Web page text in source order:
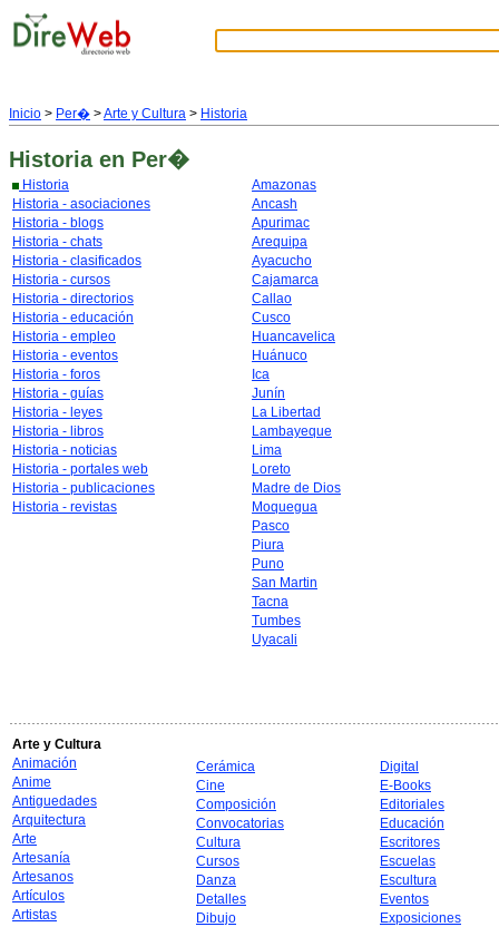
Inicio > Per� >Arte y Cultura > Historia
Historia en Per�
Historia
Historia - asociaciones
Historia - blogs
Historia - chats
Historia - clasificados
Historia - cursos
Historia - directorios
Historia - educación
Historia - empleo
Historia - eventos
Historia - foros
Historia - guías
Historia - leyes
Historia - libros
Historia - noticias
Historia - portales web
Historia - publicaciones
Historia - revistas
Amazonas
Ancash
Apurimac
Arequipa
Ayacucho
Cajamarca
Callao
Cusco
Huancavelica
Huánuco
Ica
Junín
La Libertad
Lambayeque
Lima
Loreto
Madre de Dios
Moquegua
Pasco
Piura
Puno
San Martin
Tacna
Tumbes
Uyacali
Arte y Cultura
Animación
Anime
Antiguedades
Arquitectura
Arte
Artesanía
Artesanos
Artículos
Artistas
Cerámica
Cine
Composición
Convocatorias
Cultura
Cursos
Danza
Detalles
Dibujo
Digital
E-Books
Editoriales
Educación
Escritores
Escuelas
Escultura
Eventos
Exposiciones